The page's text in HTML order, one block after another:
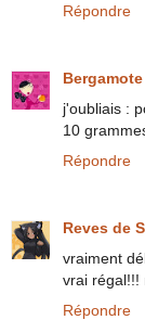
Répondre
Bergamote
j'oubliais :
10
Répondre
Reves de
vraiment
vrai régal!!!
Répondre